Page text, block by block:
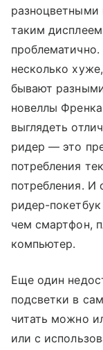
таким дисплеем
несколько
бывают
новеллы
выглядеть
ридер — это
потребления
потребления. И
ридер-
чем смартфон,
компьютер.
Еще один
подсветки в
читать можно
или с